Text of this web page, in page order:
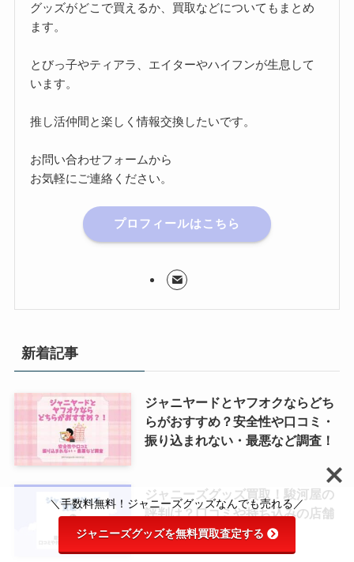
グッズがどこで買えるか、買取などについてもまとめ
ます。
とびっ子やティアラ、エイターやハイフンが生息して
います。
推し活仲間と楽しく情報交換したいです。
お問い合わせフォームから
お気軽にご連絡ください。
プロフィールはこちら
新着記事
ジャニヤードとヤフオクならどち
らがおすすめ？安全性や口コミ・
振り込まれない・最悪など調査！
ジャニーズグッズ買取！駿河屋の
評判は？口コミや持ち込みの店舗
を調査！
＼手数料無料！ジャニーズグッズなんでも売れる／
ジャニーズグッズを無料買取査定する